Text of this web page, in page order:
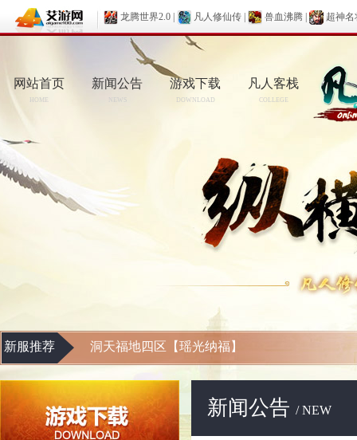
龙腾世界2.0 凡人修仙传 兽血沸腾 超神名
网站首页
HOME
新闻公告
NEWS
游戏下载
DOWNLOAD
凡人客栈
COLLEGE
新服推荐 洞天福地四区【瑶光纳福】
新闻公告 / NEW